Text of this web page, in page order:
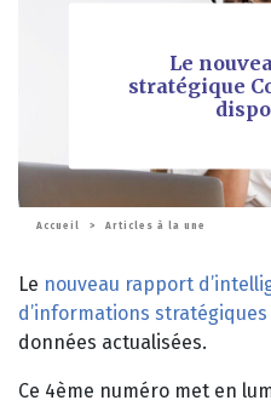
Le
stratégique
Accueil > Articles à la une
Le nouveau rapport
d’informations stratégiques
données actualisées.
Ce 4ème numéro met en